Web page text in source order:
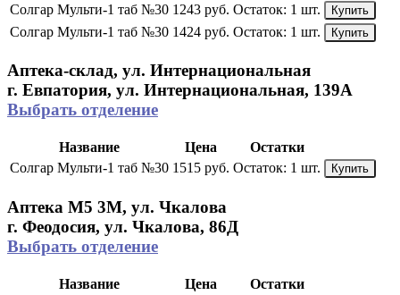
Солгар Мульти-1 таб №30 1243 руб. Остаток: 1 шт. Купить
Солгар Мульти-1 таб №30 1424 руб. Остаток: 1 шт. Купить
Аптека-склад, ул. Интернациональная
г. Евпатория, ул. Интернациональная, 139А
Выбрать отделение
Название Цена
Остатки
Солгар Мульти-1 таб №30 1515 руб. Остаток: 1 шт. Купить
Аптека М5 3М, ул. Чкалова
г. Феодосия, ул. Чкалова, 86Д
Выбрать отделение
Название Цена
Остатки